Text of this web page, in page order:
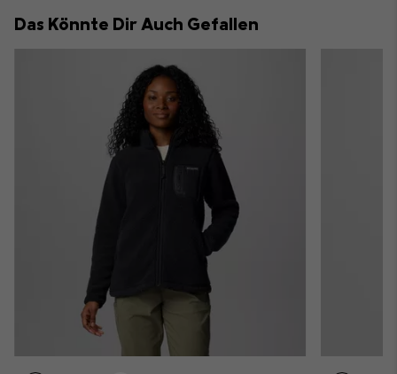
Das Könnte Dir Auch Gefallen